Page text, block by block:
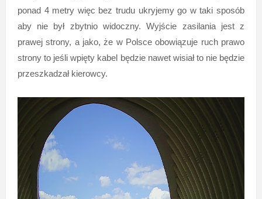
ponad 4 metry więc bez trudu ukryjemy go w taki sposób
aby nie był zbytnio widoczny. Wyjście zasilania jest z
prawej strony, a jako, że w Polsce obowiązuje ruch prawo
strony to jeśli wpięty kabel będzie nawet wisiał to nie będzie
przeszkadzał kierowcy.